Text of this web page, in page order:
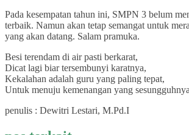
Pada kesempatan tahun ini, SMPN 3 belum
terbaik. Namun akan tetap semangat untuk
yang akan datang. Salam pramuka.
Besi terendam di air pasti berkarat,
Dicat lagi biar tersembunyi karatnya,
Kekalahan adalah guru yang paling tepat,
Untuk menuju kemenangan yang
penulis : Dewitri Lestari, M.Pd.I